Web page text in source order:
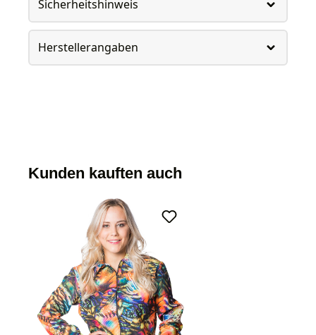
Sicherheitshinweis
Herstellerangaben
Kunden kauften auch